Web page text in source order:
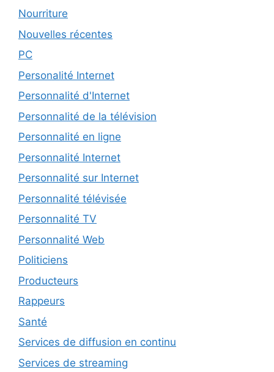
Nourriture
Nouvelles récentes
PC
Personalité Internet
Personnalité d'Internet
Personnalité de la télévision
Personnalité en ligne
Personnalité Internet
Personnalité sur Internet
Personnalité télévisée
Personnalité TV
Personnalité Web
Politiciens
Producteurs
Rappeurs
Santé
Services de diffusion en continu
Services de streaming